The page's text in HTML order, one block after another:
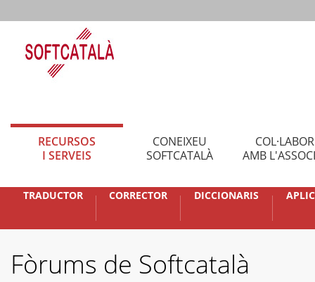
RECURSOS
I SERVEIS
CONEIXEU
SOFTCATALÀ
AMB
TRADUCTOR CORRECTOR DICCIONARIS
Fòrums de Softcatalà